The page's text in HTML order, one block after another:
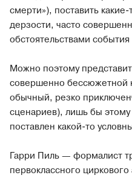
смерти»), поставить
дерзости, часто
обстоятельствами
Можно поэтому
совершенно бессюжетной
обычный, резко
сценариев), лишь бы
поставлен какой-то
Гарри Пиль — формалист
первоклассного